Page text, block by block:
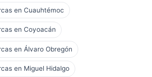
en Cuauhtémoc
en Coyoacán
en Álvaro Obregón
en Miguel Hidalgo